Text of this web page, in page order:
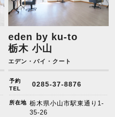
eden by ku-to
栃木 小山
エデン・バイ・クート
予約
TEL
0285-37-8876
所在地 栃木県小山市駅東通り1-
35-26